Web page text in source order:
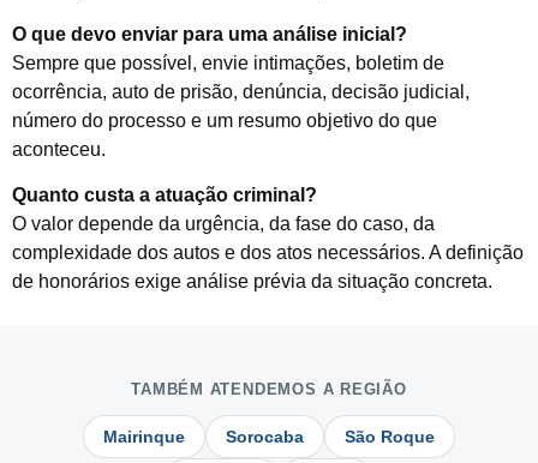
O que devo enviar para uma análise inicial?
Sempre que possível, envie intimações, boletim de
ocorrência, auto de prisão, denúncia, decisão judicial,
número do processo e um resumo objetivo do que
aconteceu.
Quanto custa a atuação criminal?
O valor depende da urgência, da fase do caso, da
complexidade dos autos e dos atos necessários. A definição
de honorários exige análise prévia da situação concreta.
TAMBÉM ATENDEMOS A REGIÃO
Mairinque Sorocaba São Roque